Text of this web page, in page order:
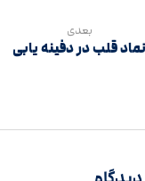
بعدی
نماد قلب در دفینه یابی